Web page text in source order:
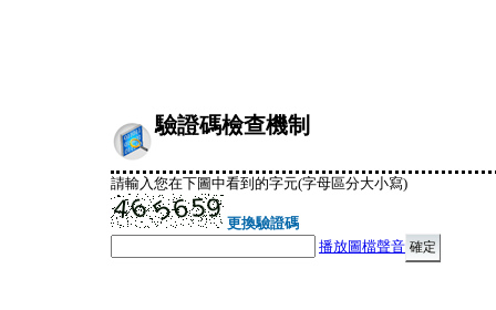
驗證碼檢查機制
請輸入您在下圖中看到的字元(字母區分大小寫)
更換驗證碼
播放圖檔聲音